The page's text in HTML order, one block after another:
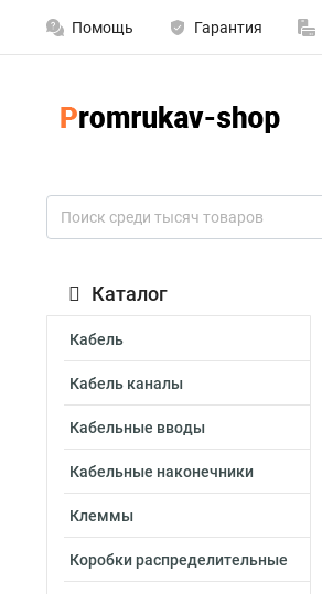
Помощь Гарантия
Каталог
Кабель
Кабель каналы
Кабельные вводы
Кабельные наконечники
Клеммы
Коробки распределительные